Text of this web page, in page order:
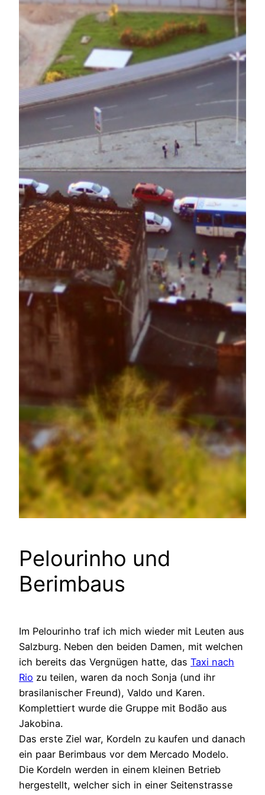
Pelourinho und
Berimbaus
Im Pelourinho traf ich mich wieder mit Leuten aus
Salzburg. Neben den beiden Damen, mit welchen
ich bereits das Vergnügen hatte, das Taxi nach
Rio zu teilen, waren da noch Sonja (und ihr
brasilanischer Freund), Valdo und Karen.
Komplettiert wurde die Gruppe mit Bodão aus
Jakobina.
Das erste Ziel war, Kordeln zu kaufen und danach
ein paar Berimbaus vor dem Mercado Modelo.
Die Kordeln werden in einem kleinen Betrieb
hergestellt, welcher sich in einer Seitenstrasse